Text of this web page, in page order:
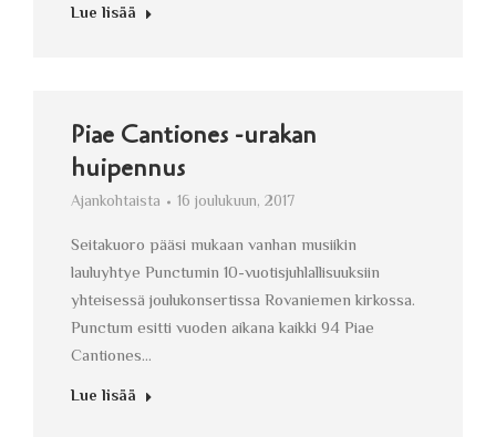
Lue lisää
Piae Cantiones -urakan
huipennus
Ajankohtaista 16 joulukuun, 2017
Seitakuoro pääsi mukaan vanhan musiikin
lauluyhtye Punctumin 10-vuotisjuhlallisuuksiin
yhteisessä joulukonsertissa Rovaniemen kirkossa.
Punctum esitti vuoden aikana kaikki 94 Piae
Cantiones…
Lue lisää